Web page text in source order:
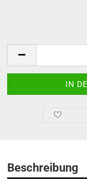
Beschreibung